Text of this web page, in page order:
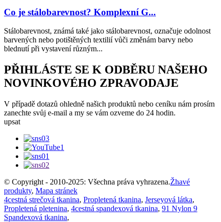
Co je stálobarevnost? Komplexní G...
Stálobarevnost, známá také jako stálobarevnost, označuje odolnost
barvených nebo potištěných textilií vůči změnám barvy nebo
blednutí při vystavení různým...
PŘIHLÁSTE SE K ODBĚRU NAŠEHO
NOVINKOVÉHO ZPRAVODAJE
V případě dotazů ohledně našich produktů nebo ceníku nám prosím
zanechte svůj e-mail a my se vám ozveme do 24 hodin.
upsat
© Copyright - 2010-2025: Všechna práva vyhrazena.Žhavé
produkty, Mapa stránek
4cestná strečová tkanina, Propletená tkanina, Jerseyová látka,
Propletená pletenina, 4cestná spandexová tkanina, 91 Nylon 9
Spandexová tkanina,